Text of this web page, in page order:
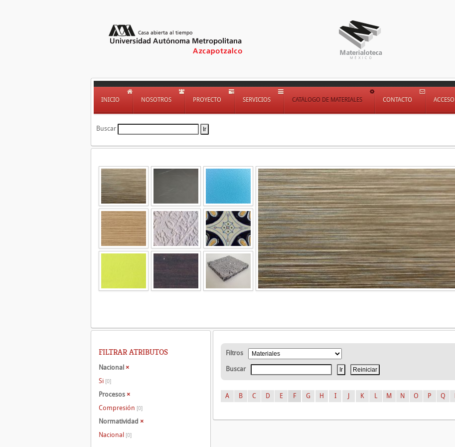
INICIO NOSOTROS PROYECTO SERVICIOS CATÁLOGO DE MATERIALES CONTACTO ACCESO
Buscar
Filtros
Buscar
A B C D E F G H I K L M N O P Q
FILTRAR ATRIBUTOS
Nacional ×
Si [0]
Procesos ×
Compresión [0]
Normatividad ×
Nacional [0]